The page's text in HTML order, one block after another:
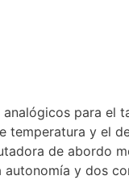
para
y el
de abordo
y dos